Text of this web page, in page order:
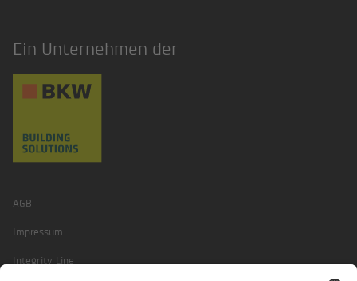
Ein Unternehmen der
AGB
Impressum
Integrity Line